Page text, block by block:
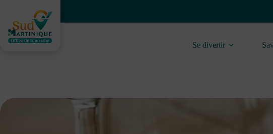
contenido
Se divertir